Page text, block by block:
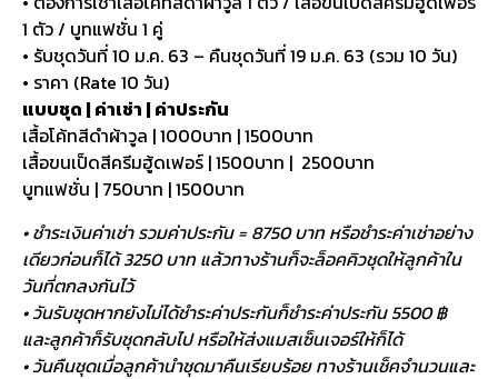
1 ตัว / บูทแฟชั่น 1 คู่
• รับชุดวันที่ 10 ม.ค. 63 – คืนชุดวันที่ 19 ม.ค. 63 (รวม 10 วัน)
• ราคา (Rate 10 วัน)
แบบชุด | ค่าเช่า | ค่าประกัน
เสื้อโค้ทสีดำผ้าวูล | 1000บาท | 1500บาท
เสื้อขนเป็ดสีครีมฮู้ดเฟอร์ | 1500บาท | 2500บาท
บูทแฟชั่น | 750บาท | 1500บาท
• ชำระเงินค่าเช่า รวมค่าประกัน = 8750 บาท หรือชำระค่าเช่าอย่าง
เดียวก่อนก็ได้ 3250 บาท แล้วทางร้านก็จะล็อคคิวชุดให้ลูกค้าใน
วันที่ตกลงกันไว้
• วันรับชุดหากยังไม่ได้ชำระค่าประกันก็ชำระค่าประกัน 5500 ฿
และลูกค้าก็รับชุดกลับไป หรือให้ส่งแมสเซ็นเจอร์ให้ก็ได้
• วันคืนชุดเมื่อลูกค้านำชุดมาคืนเรียบร้อย ทางร้านเช็คจำนวนและ